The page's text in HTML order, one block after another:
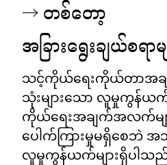
→ တစ်တော့
အခြားရွေးချယ်စရာမ
သင့်ကိုယ်ရေးကိုယ်တာအခ
သုံးများသော လူမှုကွန်ယ
ကိုယ်ရေးအချက်အလက်မျာ
ပေါက်ကြားမှုမရှိစေဘဲ အ
လူမှုကွန်ယက်များရှိပါသ